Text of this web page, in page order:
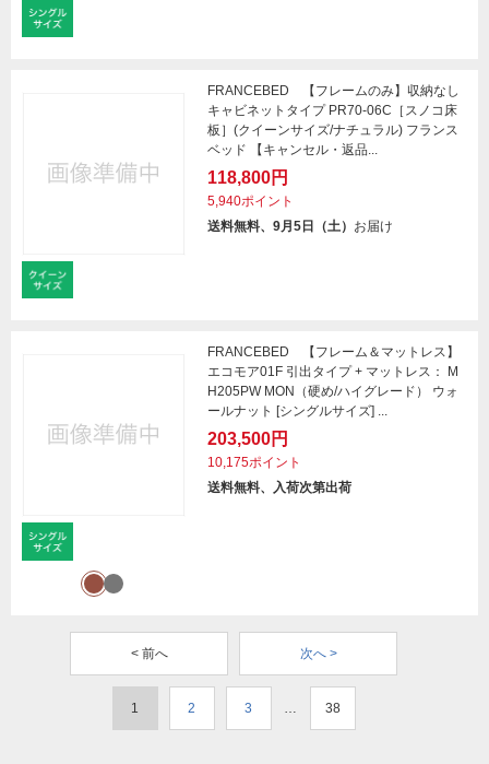
FRANCEBED 【フレームのみ】収納なし
キャビネットタイプ PR70-06C［スノコ床
板］(クイーンサイズ/ナチュラル) フランス
ベッド 【キャンセル・返品...
118,800円
5,940ポイント
送料無料、9月5日（土） お届け
FRANCEBED 【フレーム＆マットレス】
エコモア01F 引出タイプ + マットレス： M
H205PW MON（硬め/ハイグレード） ウォ
ールナット [シングルサイズ] ...
203,500円
10,175ポイント
送料無料、入荷次第出荷
< 前へ 次へ >
1 2 3 38